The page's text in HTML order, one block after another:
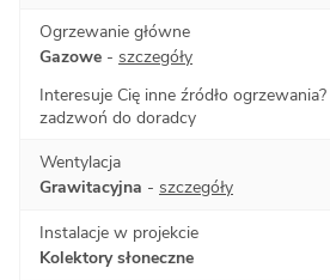
Ogrzewanie główne
Gazowe - szczegóły
Interesuje Cię inne źródło ogrzewania?
zadzwoń do doradcy
Wentylacja
Grawitacyjna - szczegóły
Instalacje w projekcie
Kolektory słoneczne